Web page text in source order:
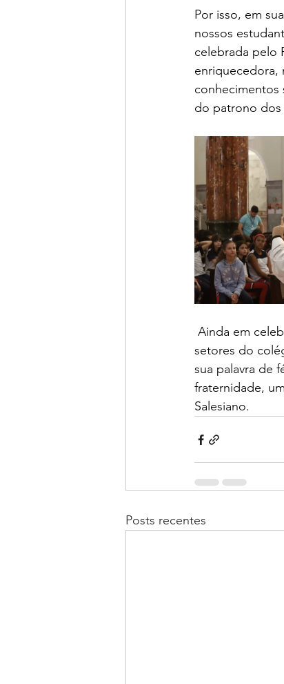
Por isso, em
nossos
celebrada pelo
enriquecedora,
conhecimentos
do patrono dos
Ainda em
setores do
sua palavra de
fraternidade,
Salesiano.
Posts recentes